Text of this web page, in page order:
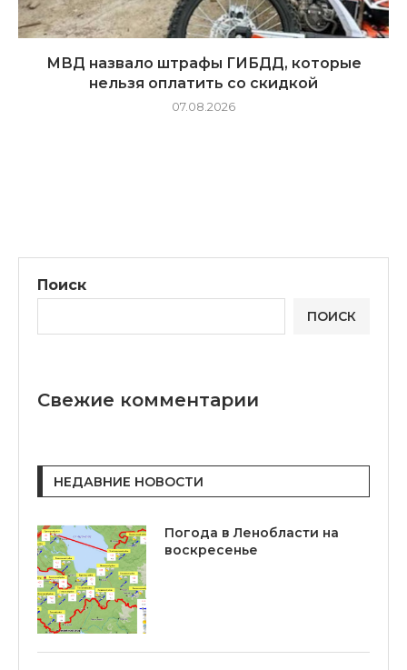
МВД назвало штрафы ГИБДД, которые
нельзя оплатить со скидкой
07.08.2026
Поиск
ПОИСК
Свежие комментарии
НЕДАВНИЕ НОВОСТИ
Погода в Ленобласти на
воскресенье